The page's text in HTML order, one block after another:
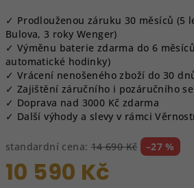
✓ Prodlouženou záruku 30 měsíců (5
Bulova, 3 roky Wenger)
✓ Výměnu baterie zdarma do 6
automatické hodinky)
✓ Vrácení nenošeného zboží do 30
✓ Zajištění záručního i pozáručního
✓ Doprava nad 3000 Kč zdarma
✓ Další výhody a slevy v rámci
standardní cena: 14 690 Kč –27 %
10 590 Kč